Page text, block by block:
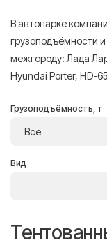
В автопарке
грузоподъёмности
межгороду: Лада
Hyundai Porter, HD-
Грузоподъёмность, т
Вид